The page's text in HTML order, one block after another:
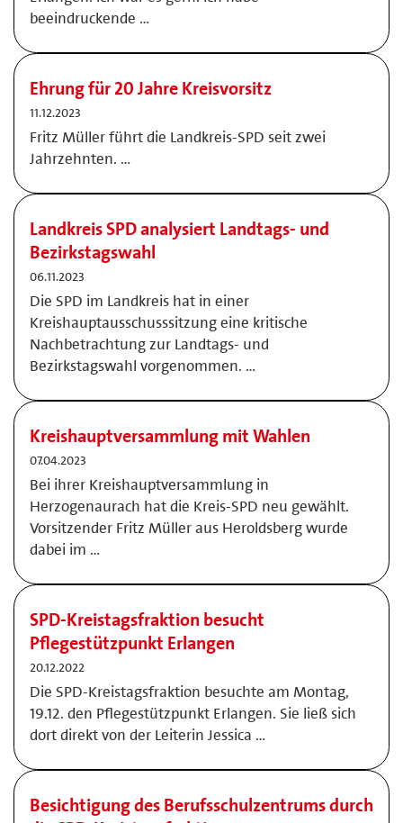
beeindruckende …
Ehrung für 20 Jahre Kreisvorsitz
11.12.2023
Fritz Müller führt die Landkreis-SPD seit zwei
Jahrzehnten. …
Landkreis SPD analysiert Landtags- und
Bezirkstagswahl
06.11.2023
Die SPD im Landkreis hat in einer
Kreishauptausschusssitzung eine kritische
Nachbetrachtung zur Landtags- und
Bezirkstagswahl vorgenommen. …
Kreishauptversammlung mit Wahlen
07.04.2023
Bei ihrer Kreishauptversammlung in
Herzogenaurach hat die Kreis-SPD neu gewählt.
Vorsitzender Fritz Müller aus Heroldsberg wurde
dabei im …
SPD-Kreistagsfraktion besucht
Pflegestützpunkt Erlangen
20.12.2022
Die SPD-Kreistagsfraktion besuchte am Montag,
19.12. den Pflegestützpunkt Erlangen. Sie ließ sich
dort direkt von der Leiterin Jessica …
Besichtigung des Berufsschulzentrums durch